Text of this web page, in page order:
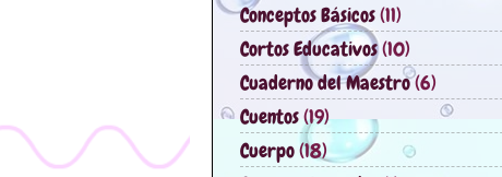
Conceptos Básicos(11)
Cortos Educativos(10)
Cuaderno del Maestro(6)
Cuentos(19)
Cuerpo(18)